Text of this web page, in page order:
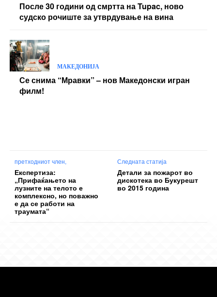
После 30 години од смртта на Tupac, ново
судско рочиште за утврдување на вина
МАКЕДОНИЈА
Се снима “Мравки” – нов Македонски игран
филм!
претходниот член,
Експертиза:
„Прифаќањето на
лузните на телото е
комплексно, но поважно
е да се работи на
траумата“
Следната статија
Детали за пожарот во
дискотека во Букурешт
во 2015 година